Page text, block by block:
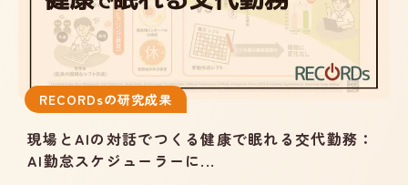
RECORDsの研究成果
現場とAIの対話でつくる健康で眠れる交代勤務：
AI勤怠スケジューラーに...